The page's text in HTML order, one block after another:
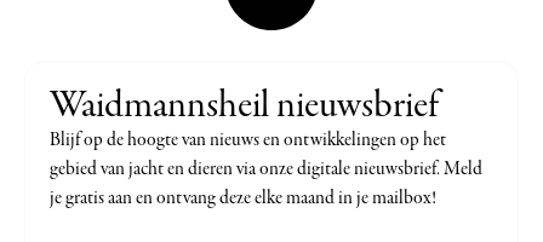
Waidmannsheil nieuwsbrief
Blijf op de hoogte van nieuws en ontwikkelingen op het
gebied van jacht en dieren via onze digitale nieuwsbrief. Meld
je gratis aan en ontvang deze elke maand in je mailbox!